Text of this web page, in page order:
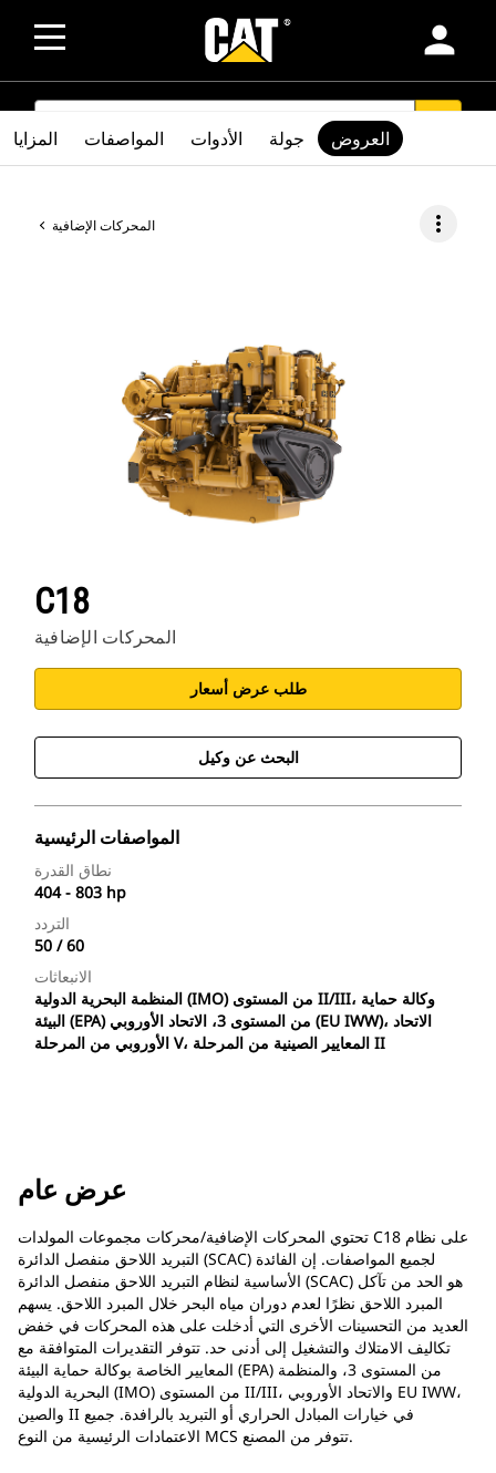
person
SEARCH
المحركات الإضافية more_vert
C18
المحركات الإضافية
طلب عرض أسعار
البحث عن وكيل
المواصفات الرئيسية
نطاق القدرة
404 - 803 hp
التردد
50 / 60
الانبعاثات
المنظمة البحرية الدولية (IMO) من المستوى II‏/III، وكالة حماية
البيئة (EPA) من المستوى 3، الاتحاد الأوروبي (EU IWW)، الاتحاد
الأوروبي من المرحلة V، المعايير الصينية من المرحلة II
المزايا المواصفات الأدوات جولة العروض
عرض عام
تحتوي المحركات الإضافية/محركات مجموعات المولدات C18 على نظام
التبريد اللاحق منفصل الدائرة (SCAC) لجميع المواصفات. إن الفائدة
الأساسية لنظام التبريد اللاحق منفصل الدائرة (SCAC) هو الحد من تآكل
المبرد اللاحق نظرًا لعدم دوران مياه البحر خلال المبرد اللاحق. يسهم
العديد من التحسينات الأخرى التي أدخلت على هذه المحركات في خفض
تكاليف الامتلاك والتشغيل إلى أدنى حد. تتوفر التقديرات المتوافقة مع
المعايير الخاصة بوكالة حماية البيئة (EPA) من المستوى 3، والمنظمة
البحرية الدولية (IMO) من المستوى II/III، والاتحاد الأوروبي EU IWW،
والصين II في خيارات المبادل الحراري أو التبريد بالرافدة. جميع
الاعتمادات الرئيسية من النوع MCS تتوفر من المصنع.